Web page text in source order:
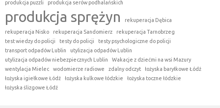
produkcja puzzli
produkcja serów podhalańskich
produkcja sprężyn
rekuperacja Dębica
rekuperacja Nisko
rekuperacja Sandomierz
rekuperacja Tarnobrzeg
test wiedzy do policji
testy do policji
testy psychologiczne do policji
transport odpadów Lublin
utylizacja odpadów Lublin
utylizacja odpadów niebezpiecznych Lublin
Wakacje z dziećmi na wsi Mazury
wentylacja Mielec
wodomierze radiowe zdalny odczyt
łożyska baryłkowe Łódź
łożyska igiełkowe Łódź
łożyska kulkowe łódzkie
łożyska toczne łódzkie
łożyska ślizgowe Łódź